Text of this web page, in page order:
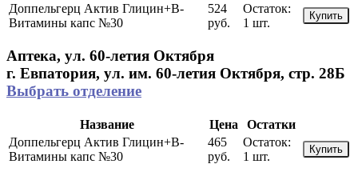
Доппельгерц Актив Глицин+В-
Витамины капс №30
524
руб.
Остаток:
1 шт.
Купить
Аптека, ул. 60-летия Октября
г. Евпатория, ул. им. 60-летия Октября, стр. 28Б
Выбрать отделение
Название Цена
Остатки
Доппельгерц Актив Глицин+В-
Витамины капс №30
465
руб.
Остаток:
1 шт.
Купить